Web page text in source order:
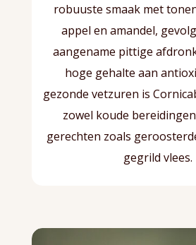
robuuste smaak met
appel en amandel,
aangename pittige
hoge gehalte aan
gezonde vetzuren is
zowel koude
gerechten zoals
gegrild vlees.